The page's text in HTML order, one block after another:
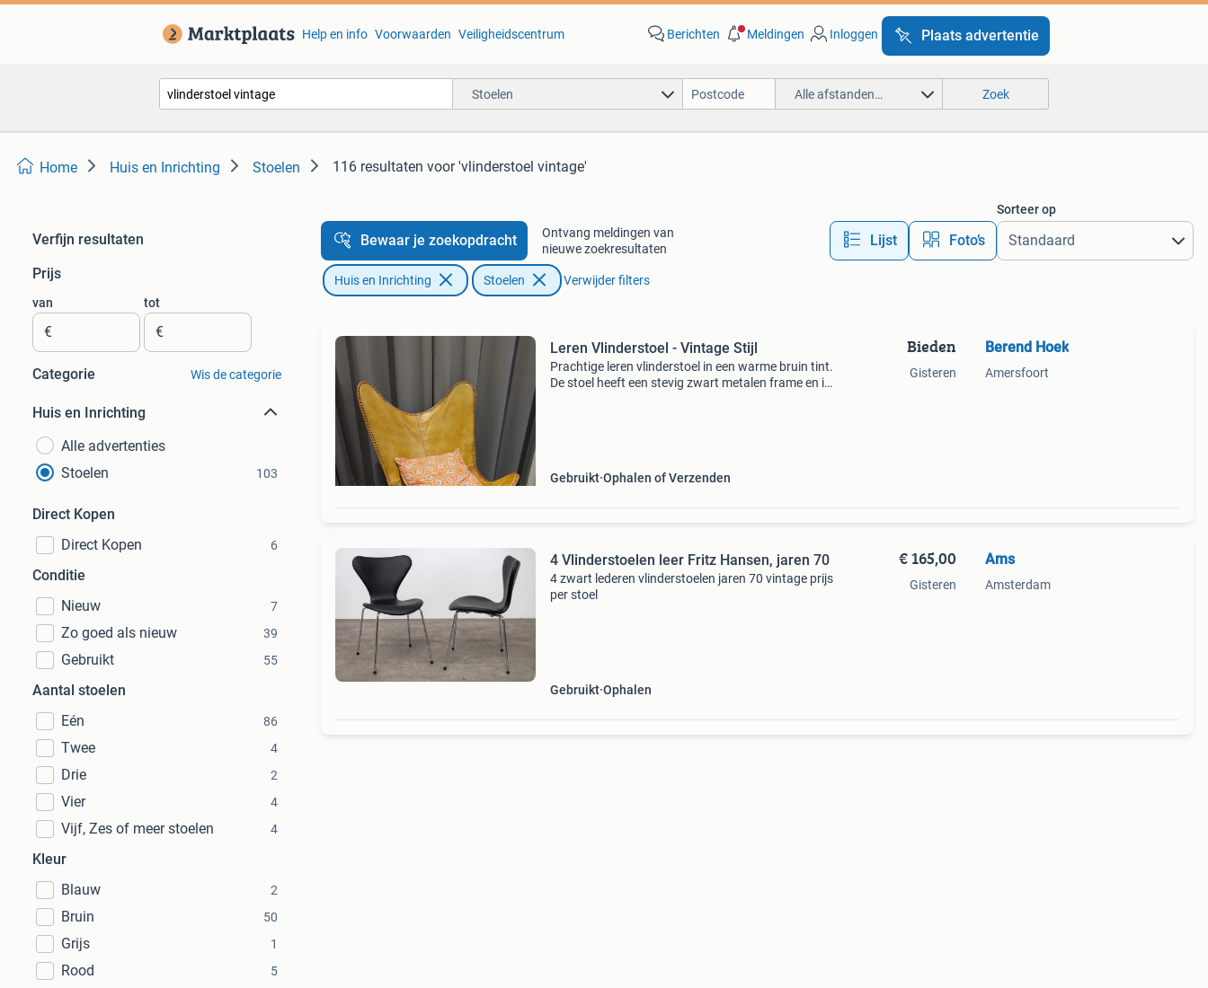
Help en info Voorwaarden Veiligheidscentrum Berichten Meldingen Inloggen Plaats advertentie
Stoelen Alle afstanden… Zoek
Home Huis en Inrichting Stoelen 116 resultaten voor 'vlinderstoel vintage'
Verfijn resultaten
Prijs
van
€
tot
€
Categorie Wis de categorie
Huis en Inrichting
Alle advertenties
Stoelen
103
Direct Kopen
Direct Kopen
6
Conditie
Nieuw
7
Zo goed als nieuw 39
Gebruikt 55
Aantal stoelen
Eén
86
Twee 4
Drie 2
Vier 4
Vijf, Zes of meer stoelen 4
Kleur
Blauw
2
Bruin 50
Grijs 1
Rood 5
Bewaar je zoekopdracht
Ontvang meldingen van
nieuwe zoekresultaten
Lijst Foto’s
Sorteer op
Huis en Inrichting Stoelen Verwijder filters
Leren Vlinderstoel - Vintage Stijl
Prachtige leren vlinderstoel in een warme bruin tint.
De stoel heeft een stevig zwart metalen frame en is
Gebruikt Ophalen of Verzenden
Bieden
Gisteren
Berend Hoek
Amersfoort
4 Vlinderstoelen leer Fritz Hansen, jaren 70
4 zwart lederen vlinderstoelen jaren 70 vintage prijs
per stoel
Gebruikt Ophalen
€ 165,00
Gisteren
Ams
Amsterdam